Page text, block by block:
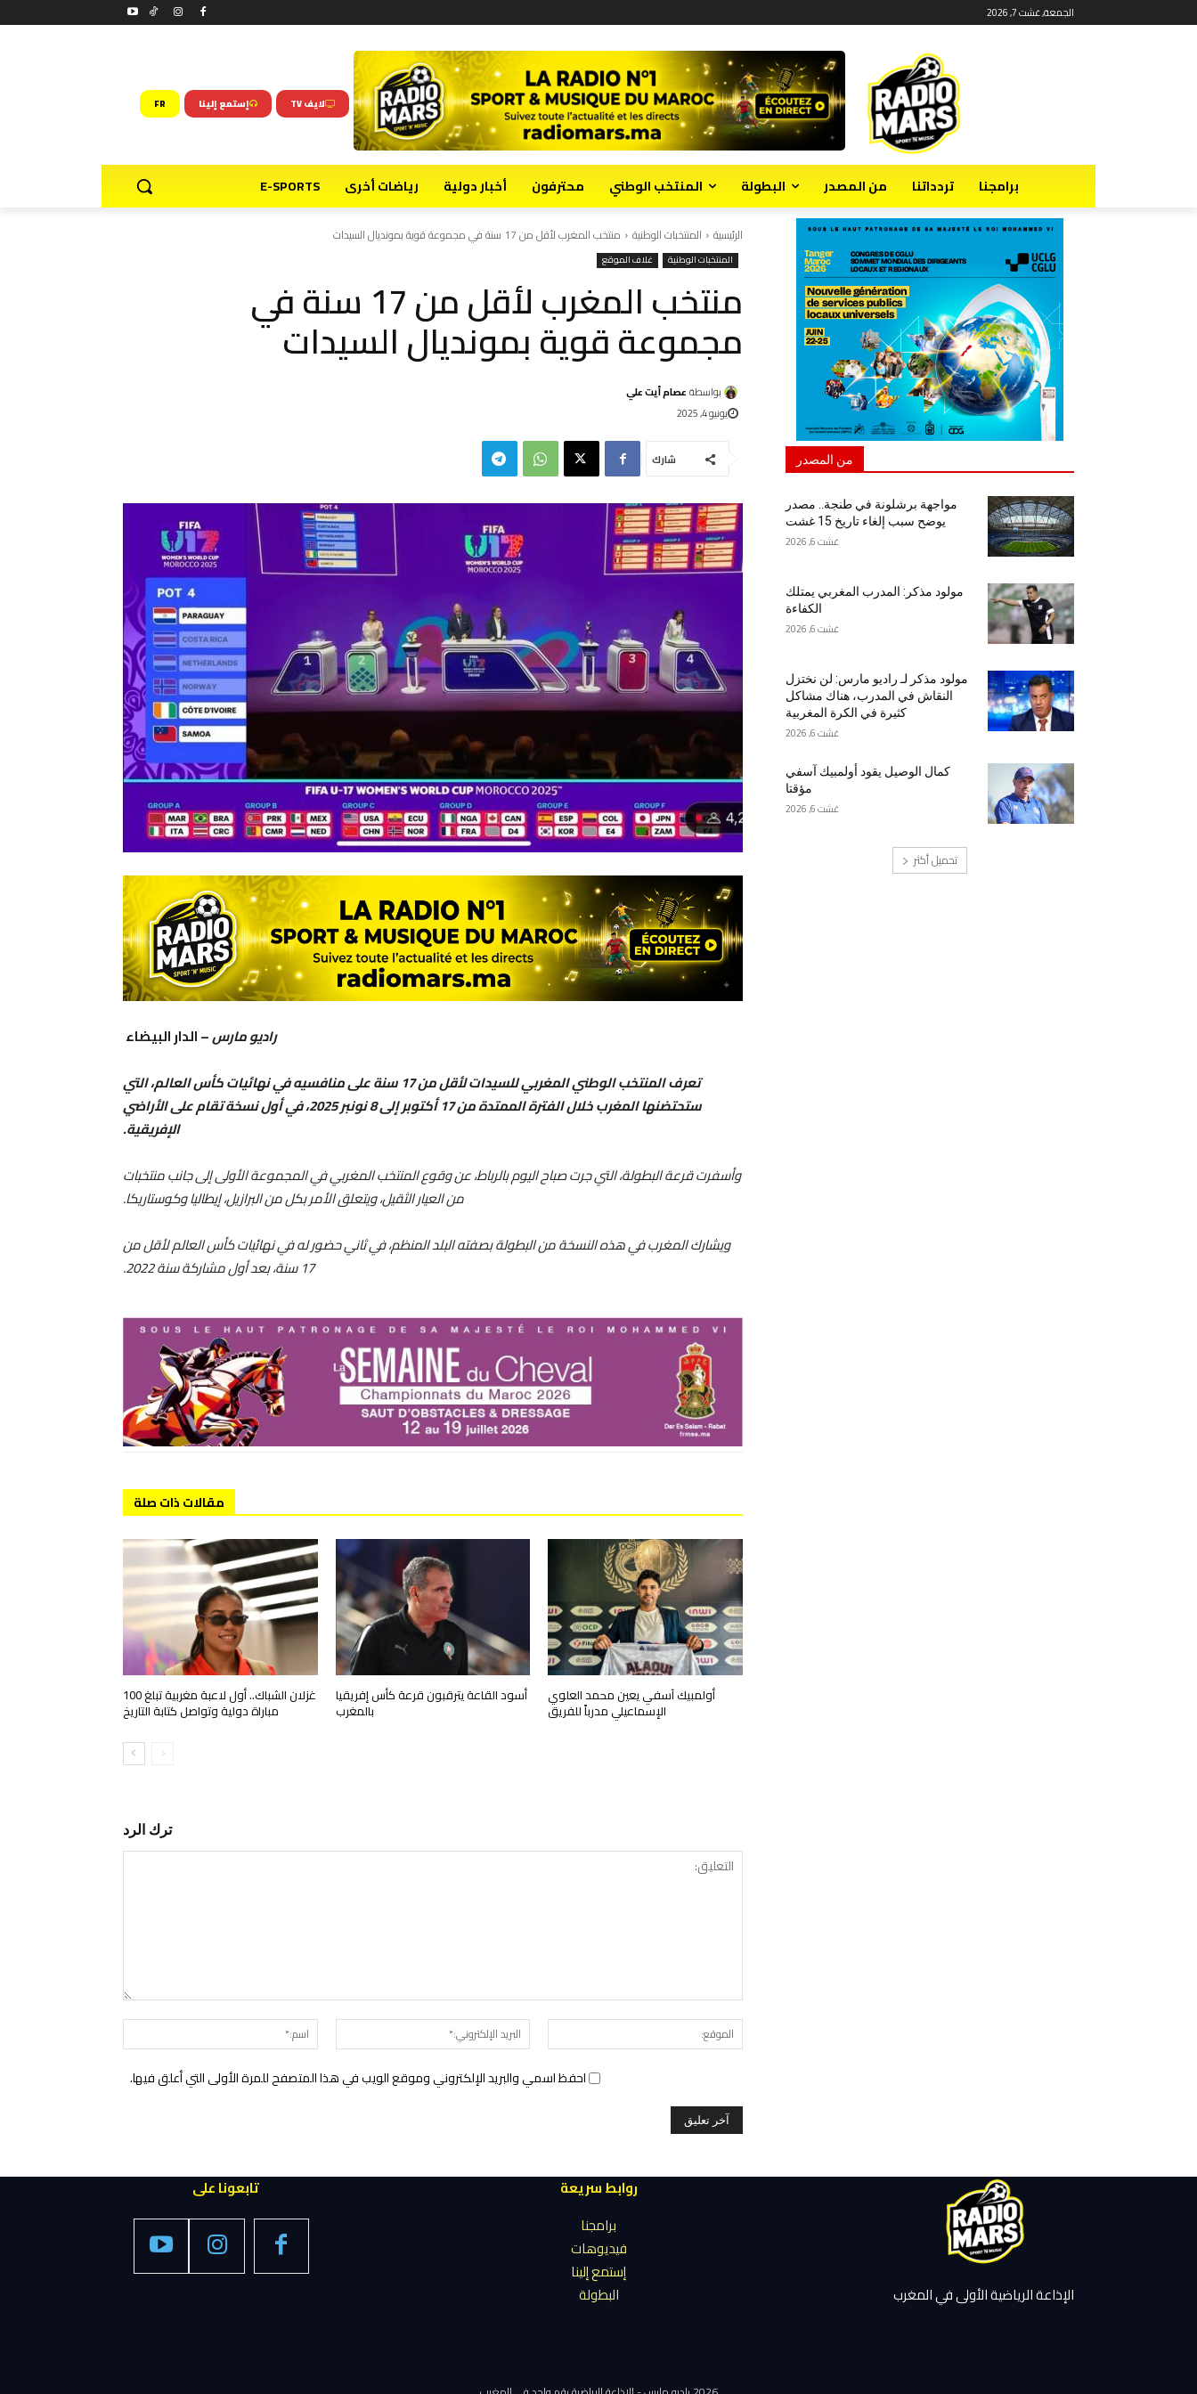
الجمعة, غشت 7, 2026
لايف TV إستمع إلينا FR
برامجنا تردداتنا من المصدر البطولة المنتخب الوطني محترفون أخبار دولية رياضات أخرى E-SPORTS
الرئيسية المنتخبات الوطنية منتخب المغرب لأقل من 17 سنة في مجموعة قوية بمونديال السيدات
المنتخبات الوطنية غلاف الموقع
منتخب المغرب لأقل من 17 سنة في
مجموعة قوية بمونديال السيدات
بواسطة عصام أيت علي
يونيو 4, 2025
شارك
راديو مارس– الدار البيضاء
تعرف المنتخب الوطني المغربي للسيدات لأقل من 17 سنة على منافسيه في نهائيات كأس العالم، التي
ستحتضنها المغرب خلال الفترة الممتدة من 17 أكتوبر إلى 8 نونبر 2025، في أول نسخة تقام على الأراضي
الإفريقية.
وأسفرت قرعة البطولة، التي جرت صباح اليوم بالرباط، عن وقوع المنتخب المغربي في المجموعة الأولى إلى جانب منتخبات
من العيار الثقيل، ويتعلق الأمر بكل من البرازيل، إيطاليا وكوستاريكا.
ويشارك المغرب في هذه النسخة من البطولة بصفته البلد المنظم، في ثاني حضور له في نهائيات كأس العالم لأقل من
17 سنة، بعد أول مشاركة سنة 2022.
مقالات ذات صلة
أولمبيك آسفي يعين محمد العلوي
الإسماعيلي مدرباً للفريق
أسود القاعة يترقبون قرعة كأس إفريقيا
بالمغرب
غزلان الشباك.. أول لاعبة مغربية تبلغ 100
مباراة دولية وتواصل كتابة التاريخ
ترك الرد
التعليق:
اسم:*
البريد
الإلكتروني:*
الموقع:
احفظ اسمي والبريد الإلكتروني وموقع الويب في هذا المتصفح للمرة الأولى التي أعلق فيها.
من المصدر
مواجهة برشلونة في طنجة.. مصدر
يوضح سبب إلغاء تاريخ 15 غشت
غشت 6, 2026
مولود مذكر: المدرب المغربي يمتلك
الكفاءة
غشت 6, 2026
مولود مذكر لـ راديو مارس: لن نختزل
النقاش في المدرب، هناك مشاكل
كثيرة في الكرة المغربية
غشت 6, 2026
كمال الوصيل يقود أولمبيك آسفي
مؤقتا
غشت 6, 2026
تحميل أكثر
تابعونا على
روابط سريعة
برامجنا
فيديوهات
إستمع إلينا
البطولة
الإذاعة الرياضية الأولى في المغرب